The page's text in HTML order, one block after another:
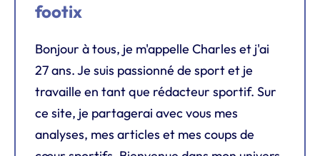
footix
Bonjour à tous, je m'appelle Charles et j'ai
27 ans. Je suis passionné de sport et je
travaille en tant que rédacteur sportif. Sur
ce site, je partagerai avec vous mes
analyses, mes articles et mes coups de